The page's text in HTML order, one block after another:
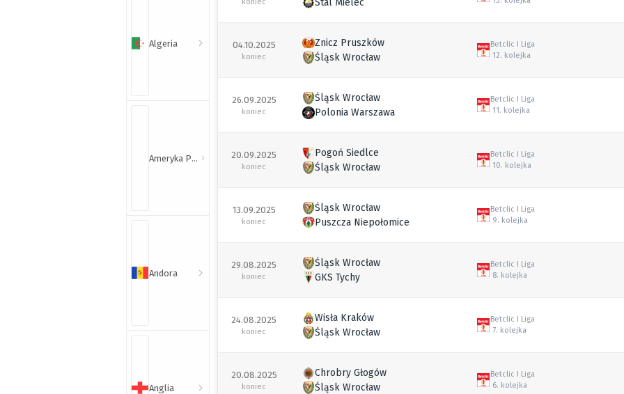
Algeria
Ameryka Północna i Południowa
Andora
Anglia
Stal Mielec
04.10.2025
koniec
Znicz Pruszków
Śląsk Wrocław
Betclic I Liga
12. kolejka
26.09.2025
koniec
Śląsk Wrocław
Polonia Warszawa
Betclic I Liga
11. kolejka
20.09.2025
koniec
Pogoń Siedlce
Śląsk Wrocław
Betclic I Liga
10. kolejka
13.09.2025
koniec
Śląsk Wrocław
Puszcza Niepołomice
Betclic I Liga
9. kolejka
29.08.2025
koniec
Śląsk Wrocław
GKS Tychy
Betclic I Liga
8. kolejka
24.08.2025
koniec
Wisła Kraków
Śląsk Wrocław
Betclic I Liga
7. kolejka
20.08.2025
koniec
Chrobry Głogów
Śląsk Wrocław
Betclic I Liga
6. kolejka